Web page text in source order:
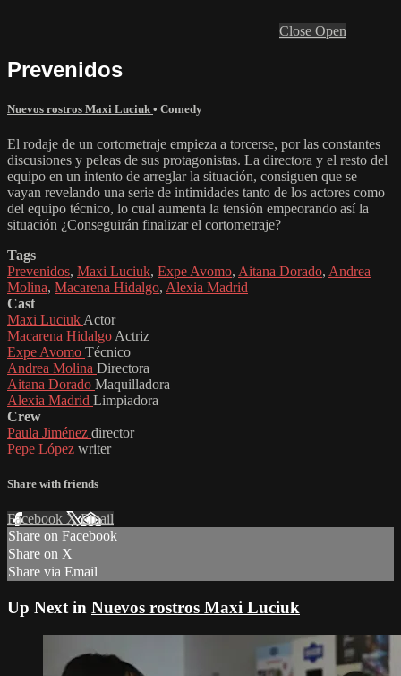
Close Open
Prevenidos
Nuevos rostros Maxi Luciuk • Comedy
El rodaje de un cortometraje empieza a torcerse, por las constantes
discusiones y peleas de sus protagonistas. La directora y el resto del
equipo en un intento de arreglar la situación, consiguen que se
vayan revelando una serie de intimidades tanto de los actores como
del equipo técnico, lo cual aumenta la tensión empeorando así la
situación ¿Conseguirán finalizar el cortometraje?
Tags
Prevenidos, Maxi Luciuk, Expe Avomo, Aitana Dorado, Andrea
Molina, Macarena Hidalgo, Alexia Madrid
Cast
Maxi Luciuk Actor
Macarena Hidalgo Actriz
Expe Avomo Técnico
Andrea Molina Directora
Aitana Dorado Maquilladora
Alexia Madrid Limpiadora
Crew
Paula Jiménez director
Pepe López writer
Share with friends
Facebook XEmail
Share on Facebook
Share on X
Share via Email
Up Next in Nuevos rostros Maxi Luciuk